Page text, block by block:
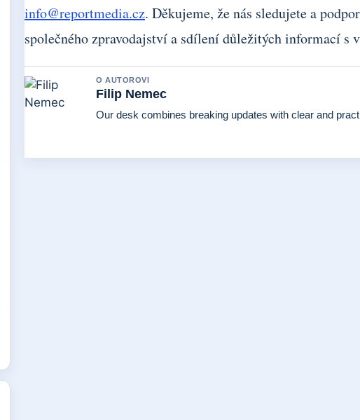
info@reportmedia.cz. Děkujeme, že nás sledujete a
společného zpravodajství a sdílení důležitých informací s
O AUTOROVI
Filip Nemec
Our desk combines breaking updates with clear and